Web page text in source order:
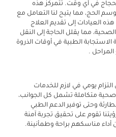
في أي وقت. تتمركز هذه
الحج، مما يتيح لنا التعامل مع
العيادات إلى تقديم العلاج
مما يقلل الحاجة إلى النقل
الطبية في أوقات الذروة
.
يومي في لازم للخدمات
متكاملة تشمل كل الجوانب،
وحتى توفير الدعم الطبي
تقوم على تحقيق تجربة آمنة
أداء مناسكهم براحة وطمأنينة.